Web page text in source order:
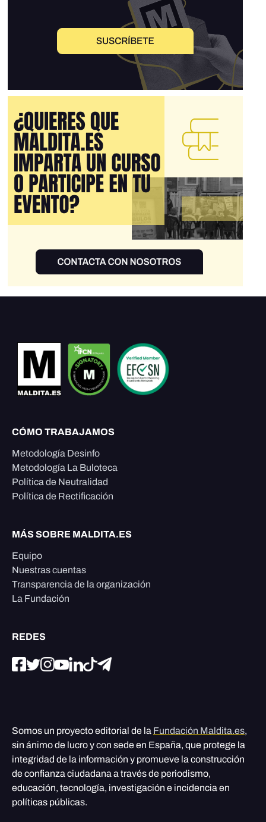
CÓMO TRABAJAMOS
Metodología Desinfo
Metodología La Buloteca
Política de Neutralidad
Política de Rectificación
MÁS SOBRE MALDITA.ES
Equipo
Nuestras cuentas
Transparencia de la organización
La Fundación
REDES
Somos un proyecto editorial de la Fundación Maldita.es,
sin ánimo de lucro y con sede en España, que protege la
integridad de la información y promueve la construcción
de confianza ciudadana a través de periodismo,
educación, tecnología, investigación e incidencia en
políticas públicas.